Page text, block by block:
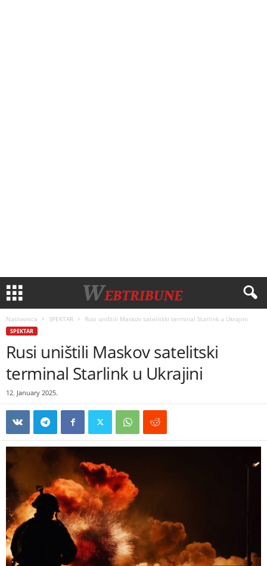
Naslovnica SPEKTAR Rusi uništili Maskov satelitski terminal Starlink u Ukrajini
SPEKTAR
Rusi uništili Maskov satelitski
terminal Starlink u Ukrajini
12. January 2025.